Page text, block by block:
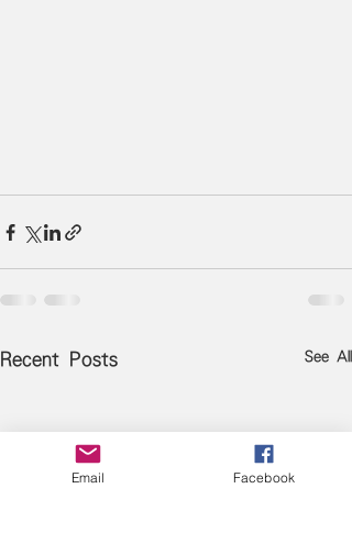
Recent Posts See All
Email Facebook